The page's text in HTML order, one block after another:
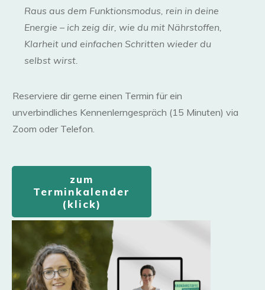
Raus aus dem Funktionsmodus, rein in deine
Energie – ich zeig dir, wie du mit Nährstoffen,
Klarheit und einfachen Schritten wieder du
selbst wirst.
Reserviere dir gerne einen Termin für ein
unverbindliches Kennenlerngespräch (15 Minuten) via
Zoom oder Telefon.
zum
Terminkalender
(klick)